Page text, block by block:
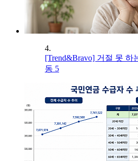
4.
[Trend&Bravo] 거절 못 하
동 5